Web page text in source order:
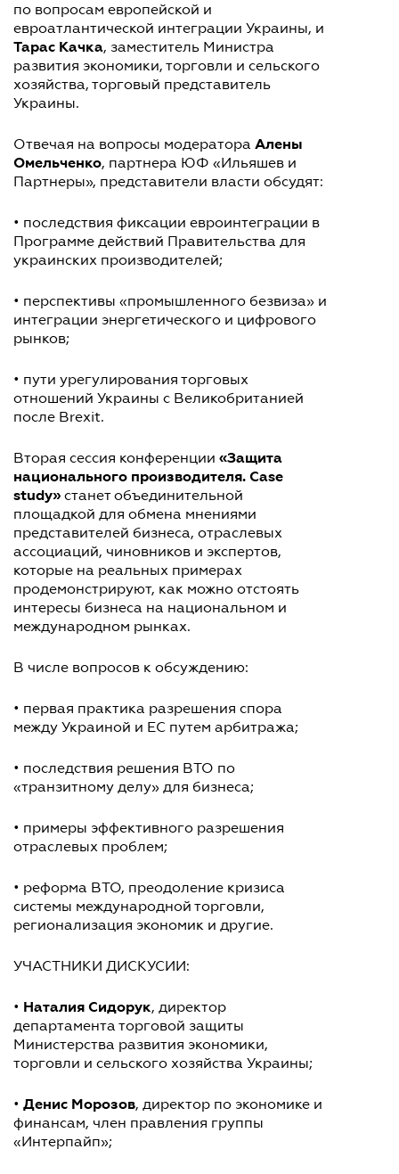
по вопросам европейской и
евроатлантической интеграции Украины, и
Тарас Качка, заместитель Министра
развития экономики, торговли и сельского
хозяйства, торговый представитель
Украины.
Отвечая на вопросы модератора Алены
Омельченко, партнера ЮФ «Ильяшев и
Партнеры», представители власти обсудят:
• последствия фиксации евроинтеграции в
Программе действий Правительства для
украинских производителей;
• перспективы «промышленного безвиза» и
интеграции энергетического и цифрового
рынков;
• пути урегулирования торговых
отношений Украины с Великобританией
после Brexit.
Вторая сессия конференции «Защита
национального производителя. Case
study» станет объединительной
площадкой для обмена мнениями
представителей бизнеса, отраслевых
ассоциаций, чиновников и экспертов,
которые на реальных примерах
продемонстрируют, как можно отстоять
интересы бизнеса на национальном и
международном рынках.
В числе вопросов к обсуждению:
• первая практика разрешения спора
между Украиной и ЕС путем арбитража;
• последствия решения ВТО по
«транзитному делу» для бизнеса;
• примеры эффективного разрешения
отраслевых проблем;
• реформа ВТО, преодоление кризиса
системы международной торговли,
регионализация экономик и другие.
УЧАСТНИКИ ДИСКУСИИ:
• Наталия Сидорук, директор
департамента торговой защиты
Министерства развития экономики,
торговли и сельского хозяйства Украины;
• Денис Морозов, директор по экономике и
финансам, член правления группы
«Интерпайп»;